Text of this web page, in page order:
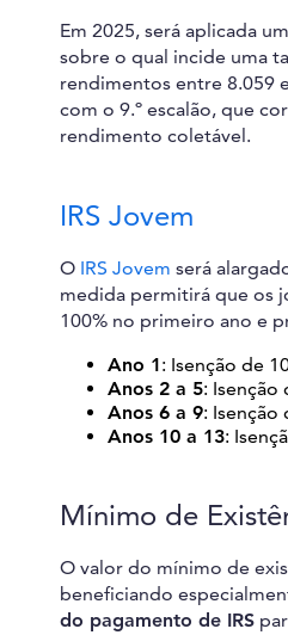
Em 2025, será aplicada
sobre o qual incide uma
rendimentos entre 8.059
com o 9.º escalão, que
rendimento coletável.
IRS Jovem
O IRS Jovem será
medida permitirá que os
100% no primeiro ano e
Ano 1: Isenção de
Anos 2 a 5: Isenção
Anos 6 a 9: Isenção
Anos 10 a 13:
Mínimo de
O valor do mínimo de
beneficiando
do pagamento de IRS